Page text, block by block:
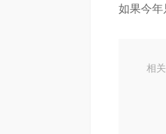
如果今
相